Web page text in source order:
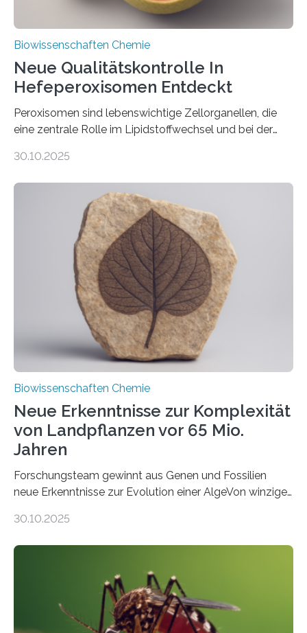
Biowissenschaften Chemie
Neue Qualitätskontrolle In
Hefeperoxisomen Entdeckt
Peroxisomen sind lebenswichtige Zellorganellen, die
eine zentrale Rolle im Lipidstoffwechsel und bei der
erfüllen können, müssen zahlreiche Enzyme präzise in
der Ruhr-Universität Bochum um Prof. Dr. Ralf Erdmann
und Dr. Ismaila Francis Yusuf hat nun einen bislang
unbekannten Qualitätskontrollmechanismus des
peroxisomalen Proteintransports in der Bäckerhefe
Saccharomyces cerevisiae entdeckt, der für die
Funktionsfähigkeit der Organellen entscheidend ist. Die
Studie wurde am 28. Oktober 2025 in der
Fachzeitschrift…
30.10.2025
Biowissenschaften Chemie
Neue Erkenntnisse zur Komplexität
von Landpflanzen vor 65 Mio.
Jahren
Forschungsteam gewinnt aus Genen und Fossilien
neue Erkenntnisse zur Evolution einer AlgeVon winzigen
Landpflanzen zählen zu den komplexesten
Grünalgen, die vor Hunderten von Millionen Jahren
lebten. Unter den Vorfahren sticht eine Gruppe heraus,
die noch heute in der Natur vorkommt: die
Süßwasseralge Coleochaetophyceae. Einige Arten
30.10.2025